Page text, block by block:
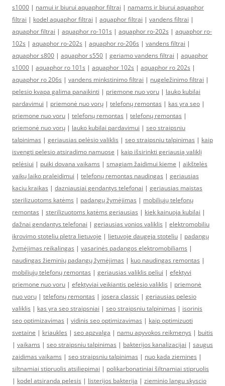
s1000 | namui ir biurui aquaphor filtrai | namams ir biurui aquaphor
filtrai | kodel aquaphor filtrai | aquaphor filtrai | vandens filtrai |
aquaphor filtrai | aquaphor ro-101s | aquaphor ro-202s | aquaphor ro-
102s | aquaphor ro-202s | aquaphor ro-206s | vandens filtrai |
aquaphor s800 | aquaphor s550 | geriamo vandens filtrai | aquaphor
s1000 | aquaphor ro 101s | aquaphor 102s | aquaphor ro 202s |
aquaphor ro 206s | vandens minkstinimo filtrai | nugeležinimo filtrai |
pelesio kvapa galima panaikinti | priemone nuo voru | lauko kubilai
pardavimui | priemonė nuo vorų | telefonų remontas | kas yra seo |
priemone nuo voru | telefonų remontas | telefonų remontas |
priemonė nuo vorų | lauko kubilai pardavimui | seo straipsniu
talpinimas | geriausias pelėsio valiklis | seo straipsniu talpinimas | kaip
isvengti pelesio atsiradimo namuose | kaip išsirinkti geriausią valiklį
pelėsiui | puiki dovana vaikams | smagiam žaidimui kieme | aikštelės
vaikų laiko praleidimui | telefonų remontas naudingas | geriausias
kaciu kraikas | dazniausiai gendantys telefonai | geriausias maistas
sterilizuotoms katėms | padangų žymėjimas | mobiliųjų telefonų
remontas | sterilizuotoms katėms geriausias | kiek kainuoja kubilai |
dažnai gendantys telefonai | geriausias vonios valiklis | elektromobiliu
ikrovimo stoteliu pletra lietuvoje | lietuvoje daugeja stoteliu | padangų
žymėjimas reikalingas | vasarinės padangos elektromobiliams |
naudingas žieminių padangų žymėjimas | kuo naudingas remontas |
mobiliųjų telefonų remontas | geriausias valiklis peliui | efektyvi
priemone nuo voru | efektyviai veikiantis pelėsio valiklis | priemonė
nuo vorų | telefonų remontas | josera classic | geriausias pelesio
valiklis | kas yra seo straipsniai | seo straipsniu talpinimas | isorinis
seo optimizavimas | vidinis seo optimizavimas | kaip optimizuoti
svetaine | kriaukles | seo apzvalga | namu apyvokos reikmenys | buitis
| vaikams | seo straipsniu talpinimas | bakterijos kanalizacijai | saugus
zaidimas vaikams | seo straipsniu talpinimas | nuo kada ziemines |
siltnamiai stipruolis atsiliepimai | polikarbonatiniai šiltnamiai stipruolis
| kodel atsiranda pelesis | listerijos bakterija | zieminio langu skyscio